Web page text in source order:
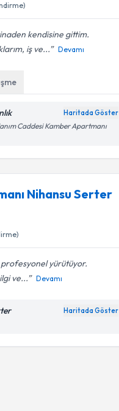
kendisine gittim.
iş ve...
Devamı
Haritada Göster
Caddesi Kamber Apartmanı
Nihansu Serter
profesyonel yürütüyor.
ve...
Devamı
Haritada Göster